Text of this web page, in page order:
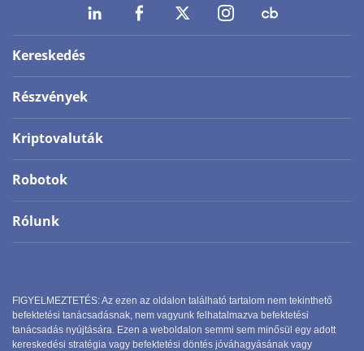
Kereskedés
Részvények
Kriptovaluták
Robotok
Rólunk
FIGYELMEZTETÉS: Az ezen az oldalon található tartalom nem tekinthető
befektetési tanácsadásnak, nem vagyunk felhatalmazva befektetési
tanácsadás nyújtására. Ezen a weboldalon semmi sem minősül egy adott
kereskedési stratégia vagy befektetési döntés jóváhagyásának vagy